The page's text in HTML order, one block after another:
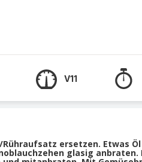
V11
ersetzen. Etwas
glasig anbraten.